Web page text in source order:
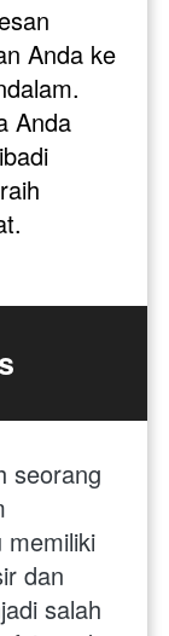
Anda ke
Anda
seorang
memiliki
dan
salah